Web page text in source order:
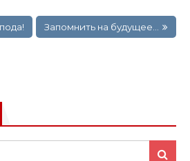
Запомнить на будущее…
Search